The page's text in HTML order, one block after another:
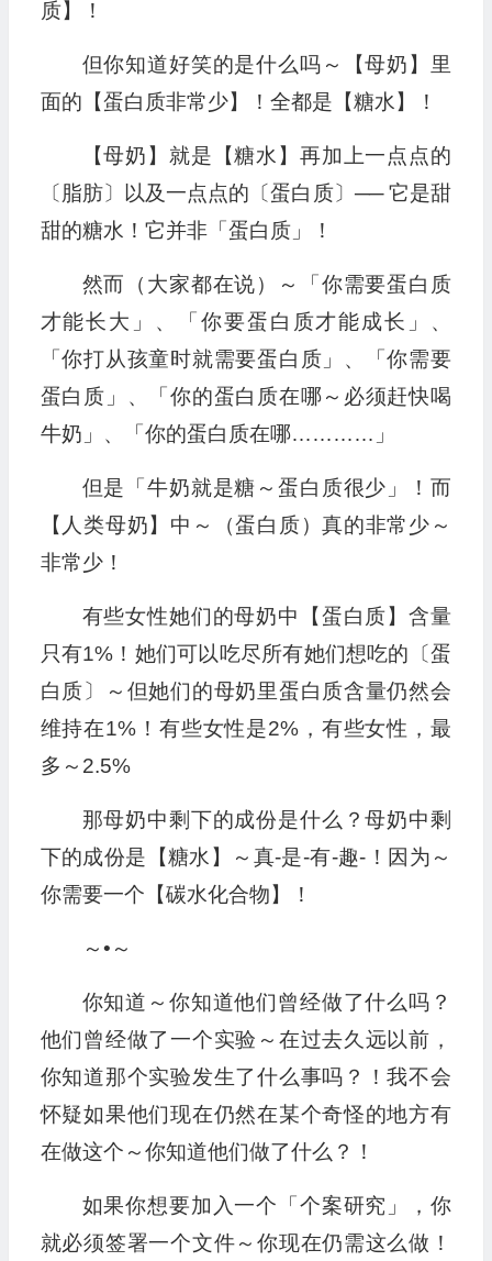
质】！
但你知道好笑的是什么吗～【母奶】里
面的【蛋白质非常少】！全都是【糖水】！
【母奶】就是【糖水】再加上一点点的
〔脂肪〕以及一点点的〔蛋白质〕── 它是甜
甜的糖水！它并非「蛋白质」！
然而（大家都在说）～「你需要蛋白质
才能长大」、「你要蛋白质才能成长」、
「你打从孩童时就需要蛋白质」、「你需要
蛋白质」、「你的蛋白质在哪～必须赶快喝
牛奶」、「你的蛋白质在哪…………」
但是「牛奶就是糖～蛋白质很少」！而
【人类母奶】中～（蛋白质）真的非常少～
非常少！
有些女性她们的母奶中【蛋白质】含量
只有1%！她们可以吃尽所有她们想吃的〔蛋
白质〕～但她们的母奶里蛋白质含量仍然会
维持在1%！有些女性是2%，有些女性，最
多～2.5%
那母奶中剩下的成份是什么？母奶中剩
下的成份是【糖水】～真-是-有-趣-！因为～
你需要一个【碳水化合物】！
～•～
你知道～你知道他们曾经做了什么吗？
他们曾经做了一个实验～在过去久远以前，
你知道那个实验发生了什么事吗？！我不会
怀疑如果他们现在仍然在某个奇怪的地方有
在做这个～你知道他们做了什么？！
如果你想要加入一个「个案研究」，你
就必须签署一个文件～你现在仍需这么做！